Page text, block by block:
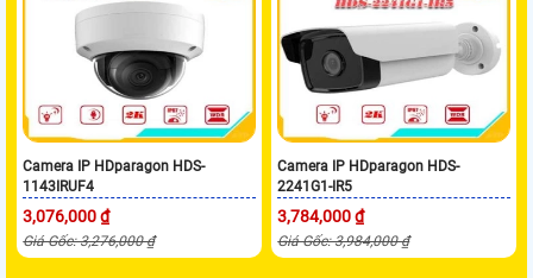
Camera IP HDparagon HDS-
1143IRUF4
3,076,000 ₫
Giá Gốc: 3,276,000 ₫
Camera IP HDparagon HDS-
2241G1-IR5
3,784,000 ₫
Giá Gốc: 3,984,000 ₫